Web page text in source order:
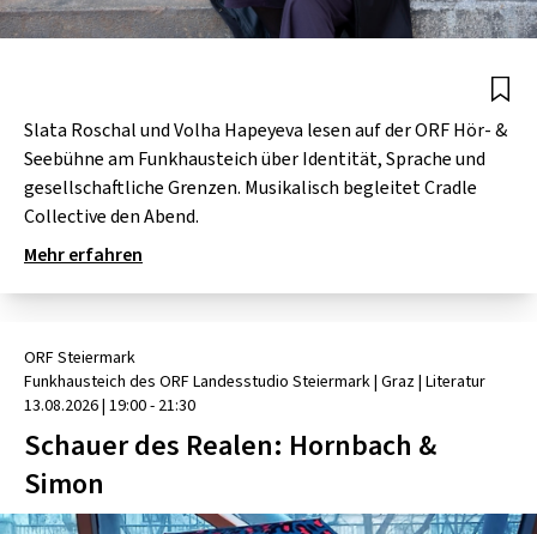
CAFÉ WOLF
KUNSTGARTEN
KRISTALLWERK
GOLD & PECH THEATER
VOLKSMUSIK
KULTURLAND STEIERMARK
Slata Roschal und Volha Hapeyeva lesen auf der ORF Hör- &
Seebühne am Funkhausteich über Identität, Sprache und
gesellschaftliche Grenzen. Musikalisch begleitet Cradle
Collective den Abend.
Mehr erfahren
ORF Steiermark
Funkhausteich des ORF Landesstudio Steiermark| Graz| Literatur
13.08.2026| 19:00 - 21:30
Schauer des Realen: Hornbach &
Simon